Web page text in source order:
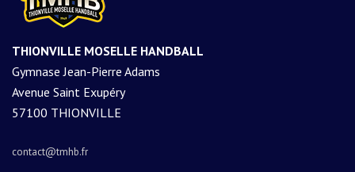
THIONVILLE MOSELLE HANDBALL
Gymnase Jean-Pierre Adams
Avenue Saint Exupéry
57100 THIONVILLE
contact@tmhb.fr